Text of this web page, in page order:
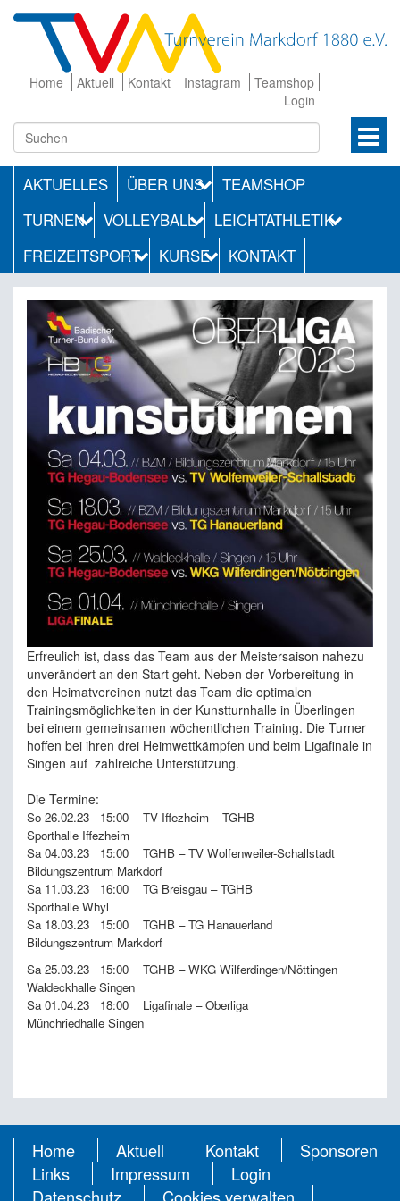
Home Aktuell Kontakt Instagram
Teamshop
Login
AKTUELLES ÜBER UNS
TEAMSHOP
TURNEN
VOLLEYBALL
LEICHTATHLETIK
FREIZEITSPORT
KURSE KONTAKT
Erfreulich ist, dass das Team aus der Meistersaison nahezu
unverändert an den Start geht. Neben der Vorbereitung in
den Heimatvereinen nutzt das Team die optimalen
Trainingsmöglichkeiten in der Kunstturnhalle in Überlingen
bei einem gemeinsamen wöchentlichen Training. Die Turner
hoffen bei ihren drei Heimwettkämpfen und beim Ligafinale in
Singen auf zahlreiche Unterstützung.
Die Termine:
So 26.02.23 15:00
TV Iffezheim – TGHB
Sporthalle Iffezheim
Sa 04.03.23
15:00
TGHB – TV Wolfenweiler-Schallstadt
Bildungszentrum Markdorf
Sa 11.03.23
16:00
TG Breisgau – TGHB
Sporthalle Whyl
Sa 18.03.23
15:00
TGHB – TG Hanauerland
Bildungszentrum Markdorf
Sa 25.03.23
15:00
TGHB – WKG Wilferdingen/Nöttingen
Waldeckhalle Singen
Sa 01.04.23
18:00
Ligafinale – Oberliga
Münchriedhalle Singen
Home Aktuell Kontakt
Sponsoren
Links
Impressum
Login